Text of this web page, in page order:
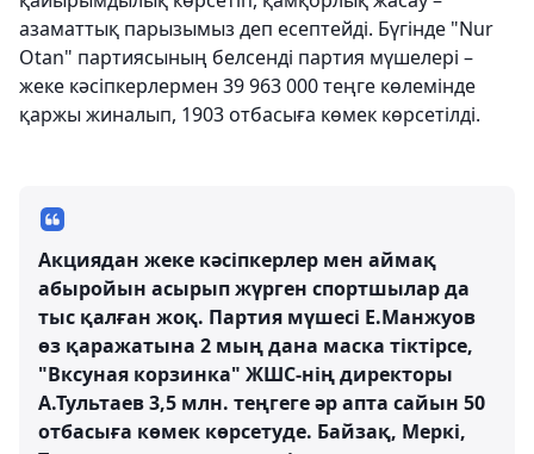
азаматтық парызымыз деп есептейді. Бүгінде "Nur
Otan" партиясының белсенді партия мүшелері –
жеке кәсіпкерлермен 39 963 000 теңге көлемінде
қаржы жиналып, 1903 отбасыға көмек көрсетілді.
Акциядан жеке кәсіпкерлер мен аймақ
абыройын асырып жүрген спортшылар да
тыс қалған жоқ. Партия мүшесі Е.Манжуов
өз қаражатына 2 мың дана маска тіктірсе,
"Вксуная корзинка" ЖШС-нің директоры
А.Тультаев 3,5 млн. теңгеге әр апта сайын 50
отбасыға көмек көрсетуде. Байзақ, Меркі,